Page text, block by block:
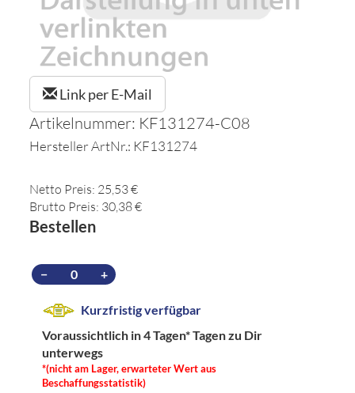
Link per E-Mail
Artikelnummer: KF131274-C08
Hersteller ArtNr.: KF131274
Netto Preis: 25,53 €
Brutto Preis: 30,38 €
Bestellen
− +
Kurzfristig verfügbar
Voraussichtlich in 4 Tagen*Tagen zu Dir
unterwegs
*(nicht am Lager, erwarteter Wert aus
Beschaffungsstatistik)